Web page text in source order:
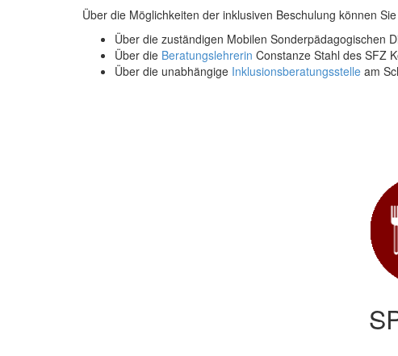
Über die Möglichkeiten der inklusiven Beschulung können
Über die zuständigen Mobilen Sonderpädagogischen
Über die Beratungslehrerin Constanze Stahl des SFZ
Über die unabhängige Inklusionsberatungsstelle am